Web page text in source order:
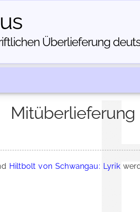
Über­lieferung
Mitüberlieferung
Hiltbolt von Schwangau: Lyrik